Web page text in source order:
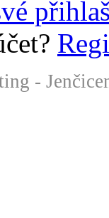
-